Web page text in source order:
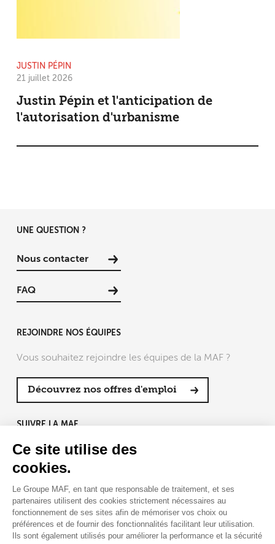
Ce site utilise des
cookies.
Le Groupe MAF, en tant que responsable de traitement, et ses
partenaires utilisent des cookies strictement nécessaires au
fonctionnement de ses sites afin de mémoriser vos choix ou
préférences et de fournir des fonctionnalités facilitant leur utilisation.
Ils sont également utilisés pour améliorer la performance et la sécurité
JUSTIN PÉPIN
21 juillet 2026
Justin Pépin et l'anticipation de
l'autorisation d'urbanisme
UNE QUESTION ?
Nous contacter
FAQ
REJOINDRE NOS ÉQUIPES
Vous souhaitez rejoindre les équipes de la MAF ?
Découvrez nos offres d'emploi
SUIVRE LA MAF
RETROUVEZ-NOUS SUR :